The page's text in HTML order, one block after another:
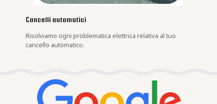
Cancelli automatici
Risolviamo ogni problematica elettrica relativa al tuo
cancello automatico.